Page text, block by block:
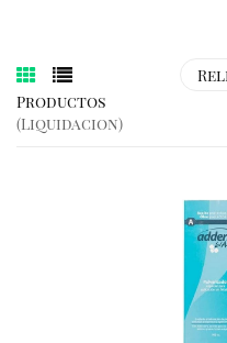
Productos
(liquidacion)